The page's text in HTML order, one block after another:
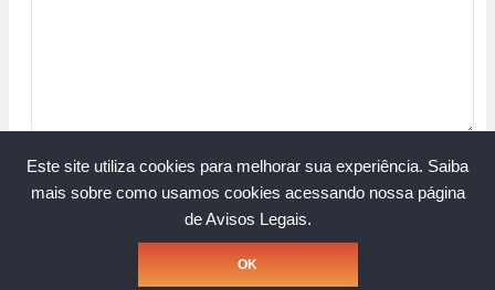
Este site utiliza cookies para melhorar sua experiência. Saiba
mais sobre como usamos cookies acessando nossa página
de Avisos Legais.
OK